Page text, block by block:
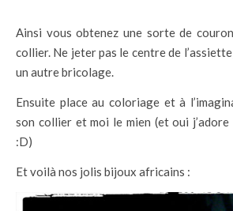
Ainsi vous obtenez une sorte de
collier. Ne jeter pas le centre de
un autre bricolage.
Ensuite place au coloriage et à
son collier et moi le mien (et oui
:D)
Et voilà nos jolis bijoux africains :